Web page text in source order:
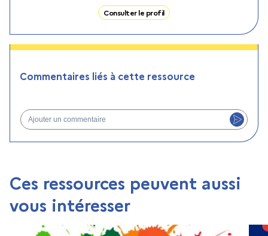
Consulter le profil
Commentaires liés à cette ressource
Ajouter un commentaire
Ces ressources peuvent aussi
vous intéresser